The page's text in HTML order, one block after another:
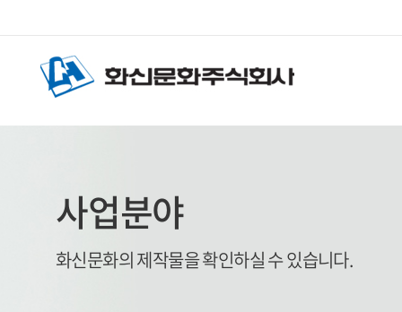
사업분야
화신문화의 제작물을 확인하실 수 있습니다.